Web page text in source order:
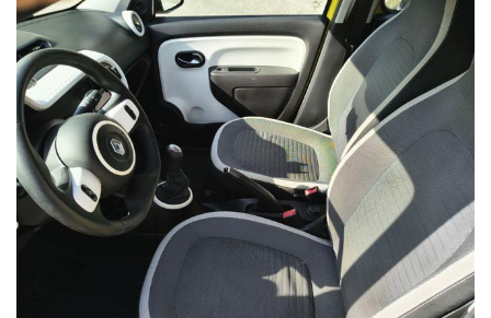
Ho letto e accetto l'informativa privacy*
Acconsento al trattamento dei miei dati per finalità di
marketing
Invia